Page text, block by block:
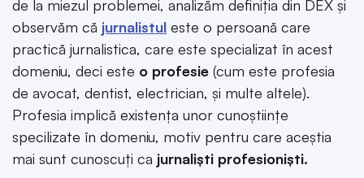
de la miezul problemei, analizăm definiția din DEX și
observăm că jurnalistul este o persoană care
practică jurnalistica, care este specializat în acest
domeniu, deci este o profesie (cum este profesia
de avocat, dentist, electrician, și multe altele).
Profesia implică existența unor cunoștiințe
specilizate în domeniu, motiv pentru care aceștia
mai sunt cunoscuți ca jurnaliști profesioniști.